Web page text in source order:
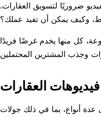
ضروريًا لتسويق العقارات.
وكيف يمكن أن تفيد عملك؟
كل منها يخدم غرضًا فريدًا
فيديوهات العقارات
أنواع، بما في ذلك جولات